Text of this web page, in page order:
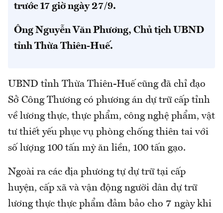
trước 17 giờ ngày 27/9.
Ông Nguyễn Văn Phương, Chủ tịch UBND
tỉnh Thừa Thiên-Huế.
UBND tỉnh Thừa Thiên-Huế cũng đã chỉ đạo
Sở Công Thương có phương án dự trữ cấp tỉnh
về lương thực, thực phẩm, công nghệ phẩm, vật
tư thiết yếu phục vụ phòng chống thiên tai với
số lượng 100 tấn mỳ ăn liền, 100 tấn gạo.
Ngoài ra các địa phương tự dự trữ tại cấp
huyện, cấp xã và vận động người dân dự trữ
lương thực thực phẩm đảm bảo cho 7 ngày khi